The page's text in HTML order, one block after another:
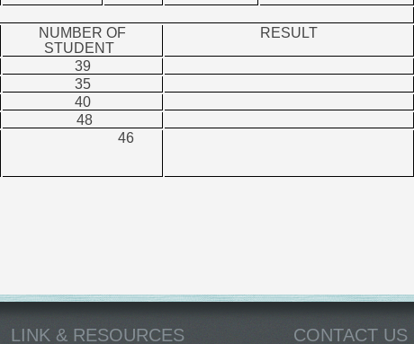
NUMBER OF
STUDENT
RESULT
39
35
40
48
46
LINK & RESOURCES CONTACT US